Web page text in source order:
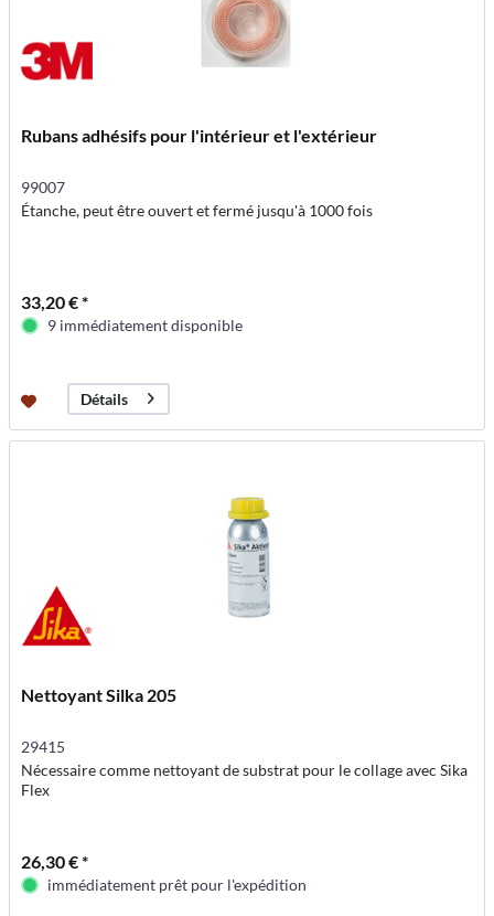
Rubans adhésifs pour l'intérieur et l'extérieur
99007
Étanche, peut être ouvert et fermé jusqu'à 1000 fois
33,20 € *
9 immédiatement disponible
Détails
Nettoyant Silka 205
29415
Nécessaire comme nettoyant de substrat pour le collage avec Sika
Flex
26,30 € *
immédiatement prêt pour l'expédition